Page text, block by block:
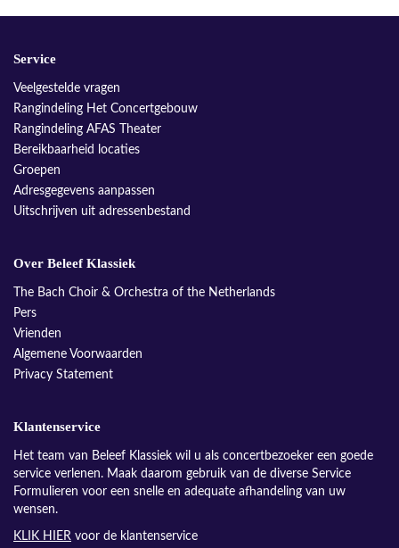
Service
Veelgestelde vragen
Rangindeling Het Concertgebouw
Rangindeling AFAS Theater
Bereikbaarheid locaties
Groepen
Adresgegevens aanpassen
Uitschrijven uit adressenbestand
Over Beleef Klassiek
The Bach Choir & Orchestra of the Netherlands
Pers
Vrienden
Algemene Voorwaarden
Privacy Statement
Klantenservice
Het team van Beleef Klassiek wil u als concertbezoeker een goede
service verlenen. Maak daarom gebruik van de diverse Service
Formulieren voor een snelle en adequate afhandeling van uw
wensen.
KLIK HIER voor de klantenservice